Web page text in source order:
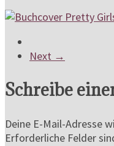
Next →
Schreibe
Deine E-Mail-Adresse
Erforderliche Felder